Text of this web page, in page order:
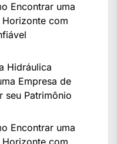
Encontrar uma
Horizonte com
Hidráulica
Empresa de
seu Patrimônio
Encontrar uma